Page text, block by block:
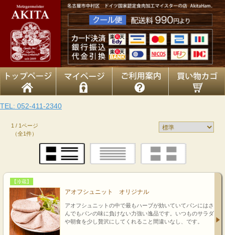
TEL: 052-411-2340
1 / 1ページ
（全1件）
【冷蔵】
アオフシュニット オリジナル
アオフシュニットの中で最もハーブが効いていてパンにはさ
んでもパンの味に負けない力強い逸品です。いつものサラダ
や朝食を少し贅沢にしてくれること間違いなし、です。